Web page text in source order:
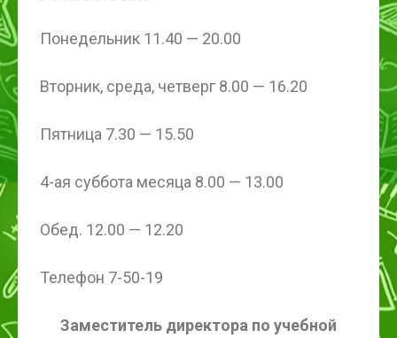
Понедельник 11.40 — 20.00
Вторник, среда, четверг 8.00 — 16.20
Пятница 7.30 — 15.50
4-ая суббота месяца 8.00 — 13.00
Обед. 12.00 — 12.20
Телефон 7-50-19
Заместитель директора по учебной